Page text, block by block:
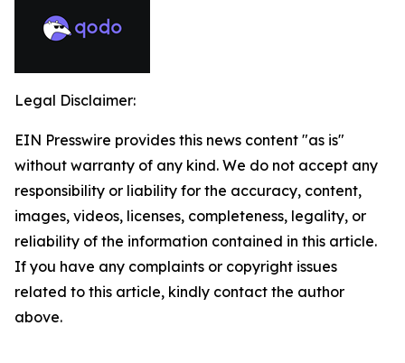
Legal Disclaimer:
EIN Presswire provides this news content "as is"
without warranty of any kind. We do not accept any
responsibility or liability for the accuracy, content,
images, videos, licenses, completeness, legality, or
reliability of the information contained in this article.
If you have any complaints or copyright issues
related to this article, kindly contact the author
above.